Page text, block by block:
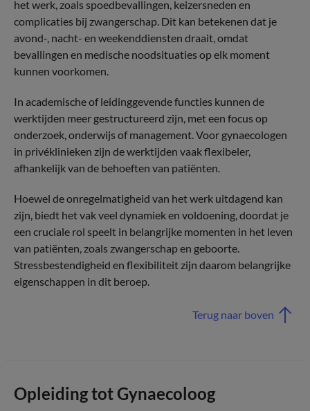
het werk, zoals spoedbevallingen, keizersneden en
complicaties bij zwangerschap. Dit kan betekenen dat je
avond-, nacht- en weekenddiensten draait, omdat
bevallingen en medische noodsituaties op elk moment
kunnen voorkomen.
In academische of leidinggevende functies kunnen de
werktijden meer gestructureerd zijn, met een focus op
onderzoek, onderwijs of management. Voor gynaecologen
in privéklinieken zijn de werktijden vaak flexibeler,
afhankelijk van de behoeften van patiënten.
Hoewel de onregelmatigheid van het werk uitdagend kan
zijn, biedt het vak veel dynamiek en voldoening, doordat je
een cruciale rol speelt in belangrijke momenten in het leven
van patiënten, zoals zwangerschap en geboorte.
Stressbestendigheid en flexibiliteit zijn daarom belangrijke
eigenschappen in dit beroep.
Terug naar boven
Opleiding tot Gynaecoloog